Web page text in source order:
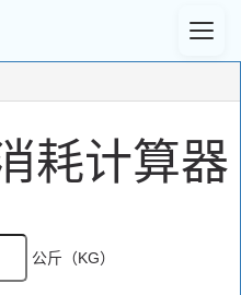
耗计算器
公斤（KG）